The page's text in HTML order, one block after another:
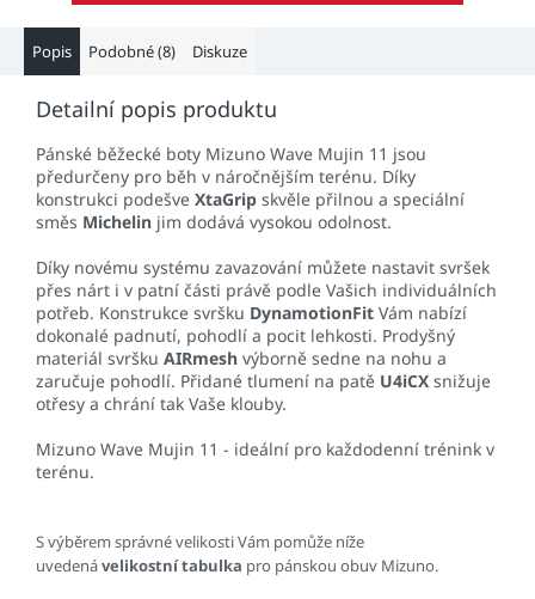
Popis Podobné (8) Diskuze
Detailní popis produktu
Pánské běžecké boty Mizuno Wave Mujin 11 jsou
předurčeny pro běh v náročnějším terénu. Díky
konstrukci podešve XtaGrip skvěle přilnou a speciální
směs Michelin jim dodává vysokou odolnost.
Díky novému systému zavazování můžete nastavit svršek
přes nárt i v patní části právě podle Vašich individuálních
potřeb. Konstrukce svršku DynamotionFit Vám nabízí
dokonalé padnutí, pohodlí a pocit lehkosti. Prodyšný
materiál svršku AIRmesh výborně sedne na nohu a
zaručuje pohodlí. Přidané tlumení na patě U4iCX snižuje
otřesy a chrání tak Vaše klouby.
Mizuno Wave Mujin 11 - ideální pro každodenní trénink v
terénu.
S výběrem správné velikosti Vám pomůže níže
uvedenávelikostní tabulka pro pánskou obuv Mizuno.